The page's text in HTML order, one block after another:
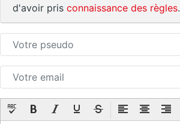
d'avoir pris connaissance des règles.